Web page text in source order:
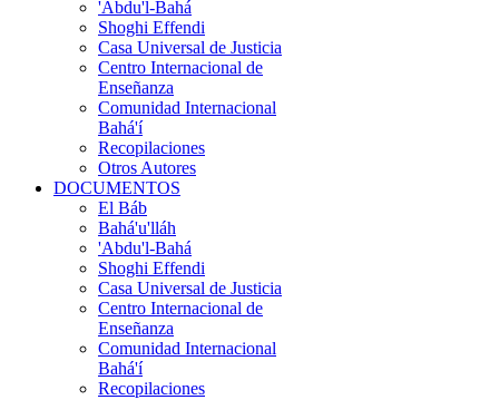
'Abdu'l-Bahá
Shoghi Effendi
Casa Universal de Justicia
Centro Internacional de
Enseñanza
Comunidad Internacional
Bahá'í
Recopilaciones
Otros Autores
DOCUMENTOS
El Báb
Bahá'u'lláh
'Abdu'l-Bahá
Shoghi Effendi
Casa Universal de Justicia
Centro Internacional de
Enseñanza
Comunidad Internacional
Bahá'í
Recopilaciones